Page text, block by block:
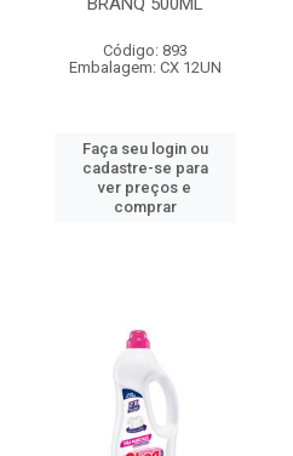
Código: 893
Embalagem: CX 12UN
Faça seu login ou
cadastre-se para
ver preços e
comprar